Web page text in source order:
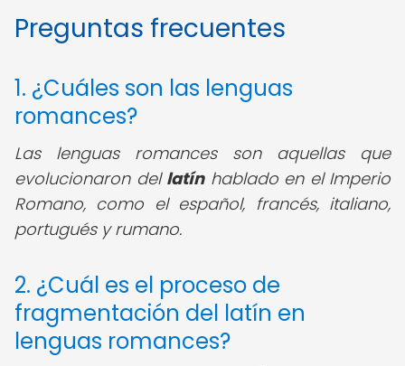
Preguntas frecuentes
1. ¿Cuáles son las lenguas
romances?
Las lenguas romances son aquellas que
evolucionaron del latínhablado en el Imperio
Romano, como el español, francés, italiano,
portugués y rumano.
2. ¿Cuál es el proceso de
fragmentación del latín en
lenguas romances?